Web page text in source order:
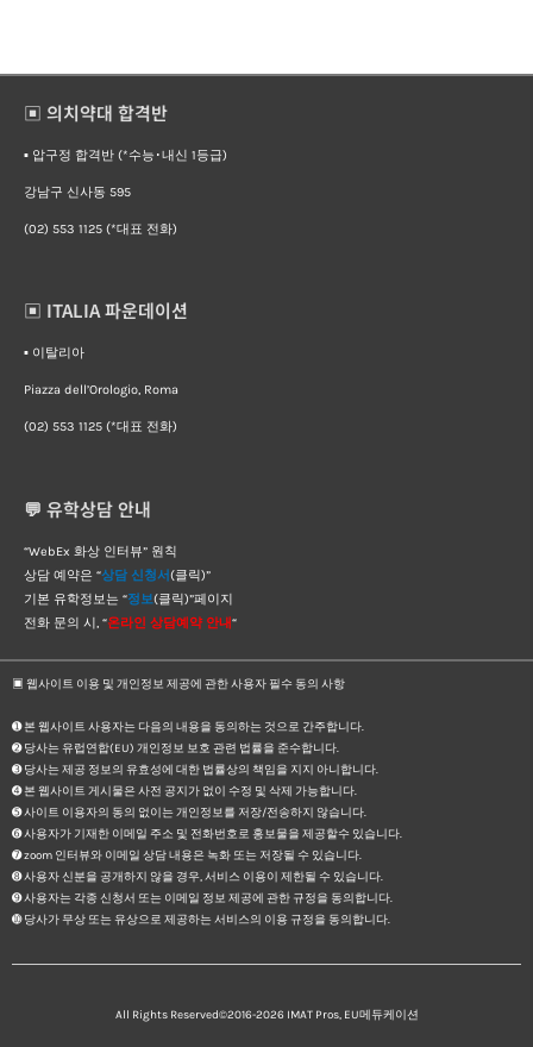
▣ 의치약대 합격반
▪︎ 압구정 합격반 (*수능･내신 1등급)
강남구 신사동 595
(02) 553 1125 (*대표 전화)
▣ ITALIA 파운데이션
▪︎ 이탈리아
Piazza dell’Orologio, Roma
(02) 553 1125 (*대표 전화)
💬 유학상담 안내
“WebEx 화상 인터뷰” 원칙
상담 예약은 “상담 신청서(클릭)”
기본 유학정보는 “정보(클릭)”페이지
전화 문의 시, “온라인 상담예약 안내“
▣ 웹사이트 이용 및 개인정보 제공에 관한 사용자 필수 동의 사항
➊ 본 웹사이트 사용자는 다음의 내용을 동의하는 것으로 간주합니다.
➋ 당사는 유럽연합(EU) 개인정보 보호 관련 법률을 준수합니다.
➌ 당사는 제공 정보의 유효성에 대한 법률상의 책임을 지지 아니합니다.
➍ 본 웹사이트 게시물은 사전 공지가 없이 수정 및 삭제 가능합니다.
➎ 사이트 이용자의 동의 없이는 개인정보를 저장/전송하지 않습니다.
➏ 사용자가 기재한 이메일 주소 및 전화번호로 홍보물을 제공할수 있습니다.
➐ zoom 인터뷰와 이메일 상담 내용은 녹화 또는 저장될 수 있습니다.
➑ 사용자 신분을 공개하지 않을 경우, 서비스 이용이 제한될 수 있습니다.
➒ 사용자는 각종 신청서 또는 이메일 정보 제공에 관한 규정을 동의합니다.
➓ 당사가 무상 또는 유상으로 제공하는 서비스의 이용 규정을 동의합니다.
All Rights Reserved©2016-2026 IMAT Pros, EU메듀케이션